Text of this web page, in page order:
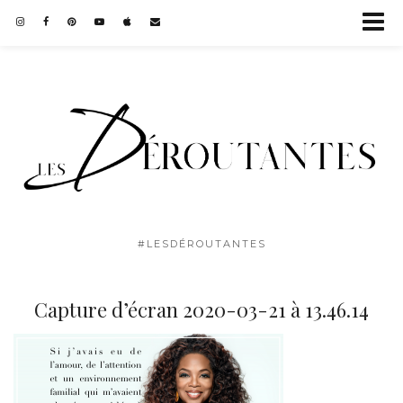
#LESDÉROUTANTES
Capture d’écran 2020-03-21 à 13.46.14